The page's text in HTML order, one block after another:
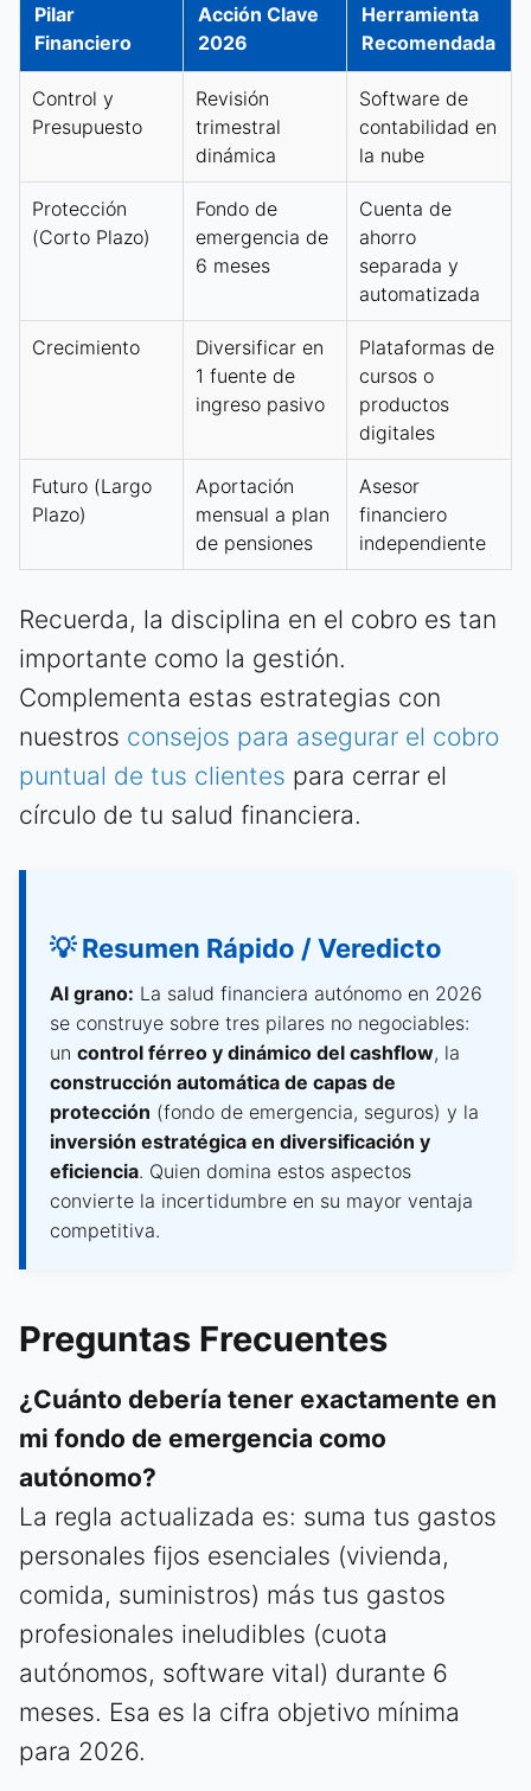
Pilar
Financiero
Acción Clave
2026
Herramienta
Recomendada
Control y
Presupuesto
Revisión
trimestral
dinámica
Software de
contabilidad en
la nube
Protección
(Corto Plazo)
Fondo de
emergencia de
6 meses
Cuenta de
ahorro
separada y
automatizada
Crecimiento
Diversificar en
1 fuente de
ingreso pasivo
Plataformas de
cursos o
productos
digitales
Futuro (Largo
Plazo)
Aportación
mensual a plan
de pensiones
Asesor
financiero
independiente
Recuerda, la disciplina en el cobro es tan
importante como la gestión.
Complementa estas estrategias con
nuestros consejos para asegurar el cobro
puntual de tus clientes para cerrar el
círculo de tu salud financiera.
💡 Resumen Rápido / Veredicto
Al grano: La salud financiera autónomo en 2026
se construye sobre tres pilares no negociables:
un control férreo y dinámico del cashflow, la
construcción automática de capas de
protección (fondo de emergencia, seguros) y la
inversión estratégica en diversificación y
eficiencia. Quien domina estos aspectos
convierte la incertidumbre en su mayor ventaja
competitiva.
Preguntas Frecuentes
¿Cuánto debería tener exactamente en
mi fondo de emergencia como
autónomo?
La regla actualizada es: suma tus gastos
personales fijos esenciales (vivienda,
comida, suministros) más tus gastos
profesionales ineludibles (cuota
autónomos, software vital) durante 6
meses. Esa es la cifra objetivo mínima
para 2026.